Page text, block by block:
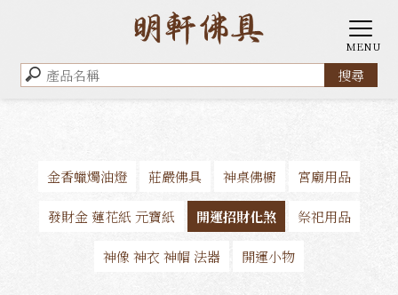
金香蠟燭油燈 莊嚴佛具 神桌佛櫥 宮廟用品
發財金 蓮花紙 元寶紙 開運招財化煞 祭祀用品
神像 神衣 神帽 法器 開運小物